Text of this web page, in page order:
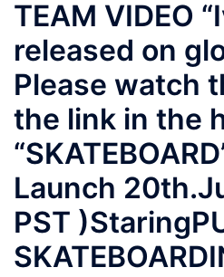
TEAM VIDEO
released on
Please watch
the link in the
Launch
PST